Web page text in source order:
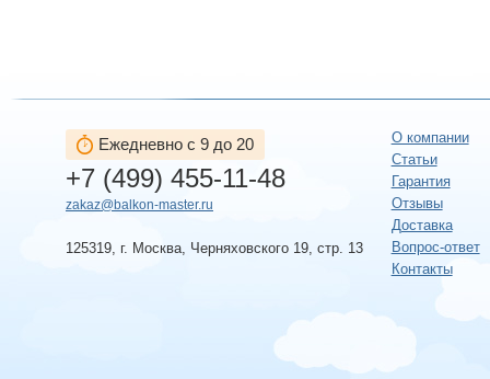
Ежедневно с 9 до 20
+7 (499) 455-11-48
zakaz@balkon-master.ru
125319, г. Москва, Черняховского 19, стр. 13
О компании
Статьи
Гарантия
Отзывы
Доставка
Вопрос-ответ
Контакты